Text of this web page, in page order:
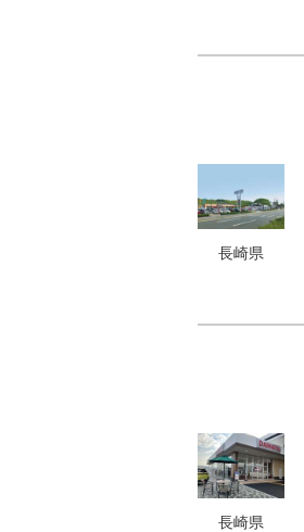
長崎県
長崎県